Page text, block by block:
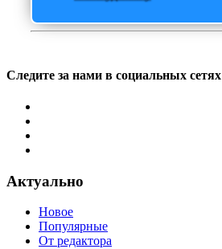
Следите за нами в социальных сетях
Актуально
Новое
Популярные
От редактора